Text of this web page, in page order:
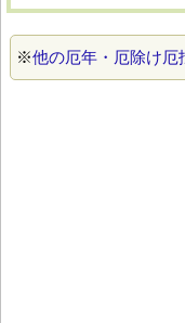
※他の厄年・厄除け厄